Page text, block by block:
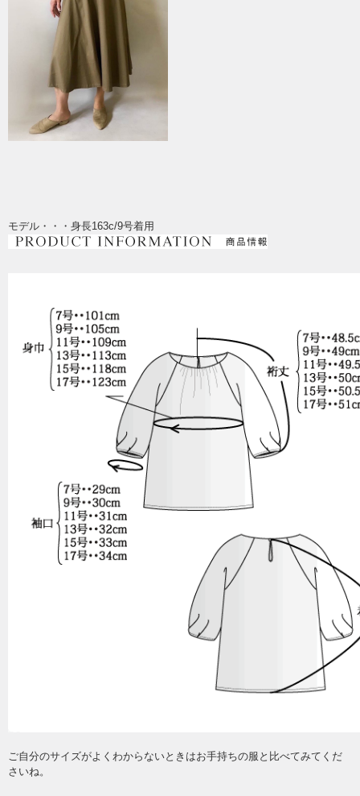
モデル・・・身長163c/9号着用
ご自分のサイズがよくわからないときはお手持ちの服と比べてみてくだ
さいね。